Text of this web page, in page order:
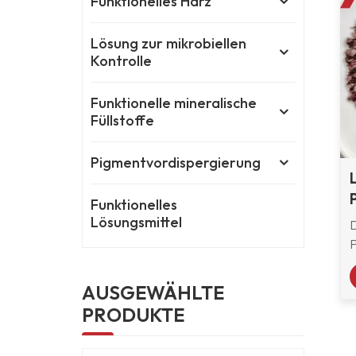
Lösung zur mikrobiellen
Kontrolle
Funktionelle mineralische
Füllstoffe
Pigmentvordispergierung
Funktionelles
Lösungsmittel
AUSGEWÄHLTE
PRODUKTE